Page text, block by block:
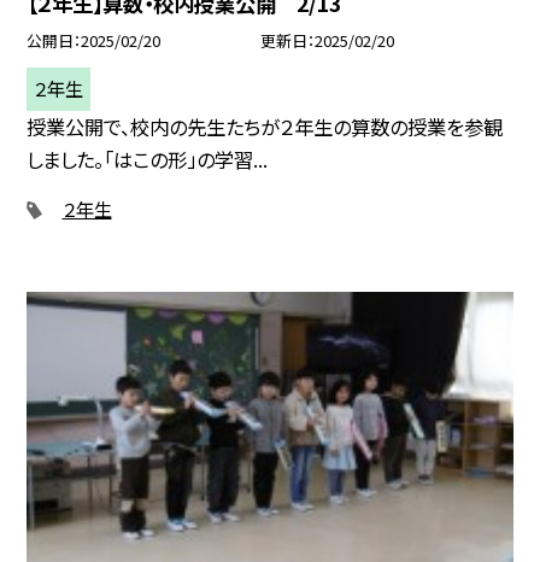
公開日 2025/02/20 更新日 2025/02/20
２年生
授業公開で、校内の先生たちが２年生の算数の授業を参観
しました。「はこの形」の学習...
２年生